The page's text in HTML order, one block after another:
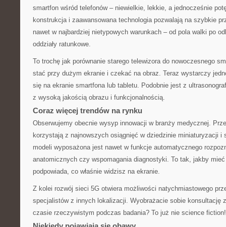
smartfon wśród telefonów – niewielkie, lekkie, a jednocześnie
konstrukcja i zaawansowana technologia pozwalają na szybkie
nawet w najbardziej nietypowych warunkach – od pola walki po
oddziały ratunkowe.
To trochę jak porównanie starego telewizora do nowoczesnego
stać przy dużym ekranie i czekać na obraz. Teraz wystarczy
się na ekranie smartfona lub tabletu. Podobnie jest z
z wysoką jakością obrazu i funkcjonalnością.
Coraz więcej trendów na rynku
Obserwujemy obecnie wysyp innowacji w branży medycznej.
korzystają z najnowszych osiągnięć w dziedzinie miniaturyzacji i
modeli wyposażona jest nawet w funkcje automatycznego
anatomicznych czy wspomagania diagnostyki. To tak, jakby
podpowiada, co właśnie widzisz na ekranie.
Z kolei rozwój sieci 5G otwiera możliwości natychmiastowego
specjalistów z innych lokalizacji. Wyobrażacie sobie konsultację
czasie rzeczywistym podczas badania? To już nie science fiction!